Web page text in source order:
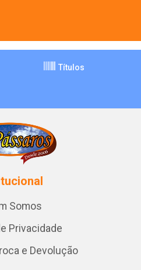
Títulos
Somos
Privacidade
e Devolução